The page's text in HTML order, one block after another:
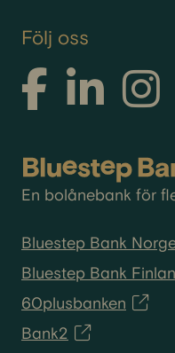
En bolånebank för
Följ oss
Bluestep Bank
Bluestep Bank
60plusbanken
Bank2